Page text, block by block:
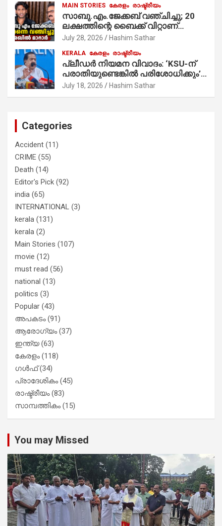
MAIN STORIES കേരളം രാഷ്ട്രീയം
സാബു.എം.ജേക്കബ് വഞ്ചിച്ചു; 20
ലക്ഷത്തിന്റെ ബൈക്ക് വിറ്റാണ്
തൃക്കാക്കരയില്‍ മത്സരിച്ചത്!
മാത്രമാണ് ഉണ്ടായിരുന്നത്;
സാബുവിന്റേത് വ്യക്തിപരമായ
നേട്ടത്തിനുള്ള പാര്‍ട്ടി; ഇപ്പോള്‍
ഫോണ്‍ വിളിച്ചാല്‍ എടുക്കില്ല;
തിരഞ്ഞെടുപ്പിലെ ദുരനുഭവങ്ങള്‍
July 28, 2026 Hashim Sathar
KERALA കേരളം രാഷ്ട്രീയം
പ്ലീഡർ നിയമന വിവാദം: ‘KSU-ന്
പരാതിയുണ്ടെങ്കിൽ പരിശോധിക്കും’;
രമേശ് ചെന്നിത്തല
July 18, 2026 Hashim Sathar
Categories
Accident (11)
CRIME (55)
Death (14)
Editor's Pick (92)
india (65)
INTERNATIONAL (3)
kerala (131)
kerala (2)
Main Stories (107)
movie (12)
must read (56)
national (13)
politics (3)
Popular (43)
അപകടം(91)
ആരോഗ്യം(37)
ഇന്ത്യ(63)
കേരളം(118)
ഗൾഫ്(34)
പ്രാദേശികം(45)
രാഷ്ട്രീയം(83)
സാമ്പത്തികം(15)
You may Missed